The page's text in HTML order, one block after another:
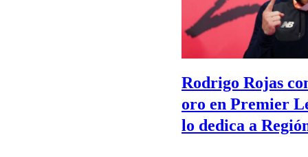
Rodrigo Rojas
oro en Premier
lo dedica a